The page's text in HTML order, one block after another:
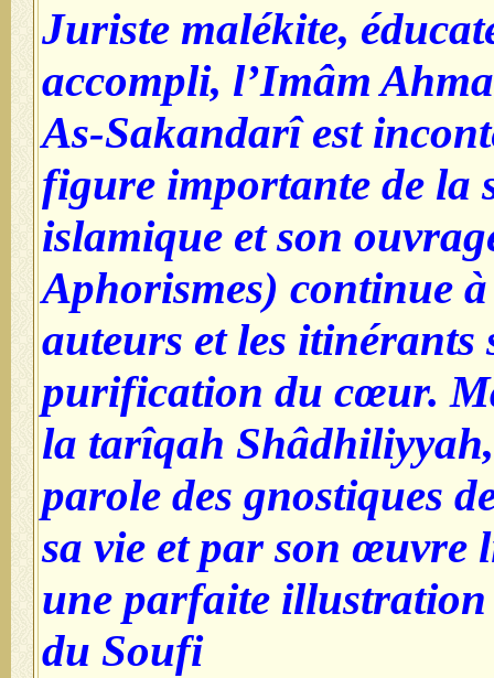
Juriste malékite,
accompli, l’Imâm
As-Sakandarî est
figure importante de la
islamique et son
Aphorismes) continue
auteurs et les itinérants
purification du cœur.
la tarîqah
parole des gnostiques
sa vie et par son
une parfaite
du Soufi